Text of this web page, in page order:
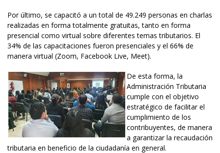
Por último, se capacitó a un total de 49.249 personas en charlas
realizadas en forma totalmente gratuitas, tanto en forma
presencial como virtual sobre diferentes temas tributarios. El
34% de las capacitaciones fueron presenciales y el 66% de
manera virtual (Zoom, Facebook Live, Meet).
De esta forma, la
Administración Tributaria
cumple con el objetivo
estratégico de facilitar el
cumplimiento de los
contribuyentes, de manera
a garantizar la recaudación
tributaria en beneficio de la ciudadanía en general.